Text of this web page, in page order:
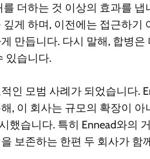
더하는 것 이상의 효과를 냅
게 하며, 이전에는 접근하기
만듭니다. 다시 말해, 합병
있습니다.
인 모범 사례가 되었습니다.
, 이 회사는 규모의 확장이 아
했습니다. 특히 Ennead와의
보존하는 한편 두 회사가 함